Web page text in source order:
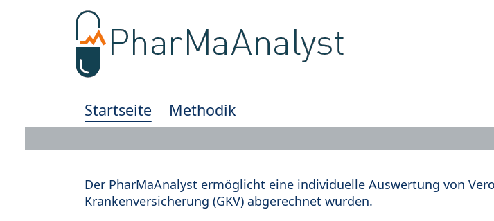
Startseite Methodik
Der PharMaAnalyst ermöglicht eine individuelle Auswertung von
Krankenversicherung (GKV) abgerechnet wurden.